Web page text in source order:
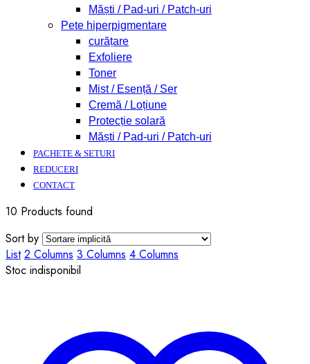
Măști / Pad-uri / Patch-uri
Pete hiperpigmentare
curățare
Exfoliere
Toner
Mist / Esență / Ser
Cremă / Loțiune
Protecție solară
Măști / Pad-uri / Patch-uri
PACHETE & SETURI
REDUCERI
CONTACT
10 Products found
Sort by
List 2 Columns 3 Columns 4 Columns
Stoc indisponibil